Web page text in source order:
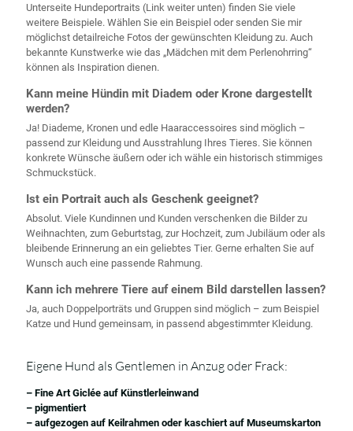
Unterseite Hundeportraits (Link weiter unten) finden Sie viele
weitere Beispiele. Wählen Sie ein Beispiel oder senden Sie mir
möglichst detailreiche Fotos der gewünschten Kleidung zu. Auch
bekannte Kunstwerke wie das „Mädchen mit dem Perlenohrring“
können als Inspiration dienen.
Kann meine Hündin mit Diadem oder Krone dargestellt
werden?
Ja! Diademe, Kronen und edle Haaraccessoires sind möglich –
passend zur Kleidung und Ausstrahlung Ihres Tieres. Sie können
konkrete Wünsche äußern oder ich wähle ein historisch stimmiges
Schmuckstück.
Ist ein Portrait auch als Geschenk geeignet?
Absolut. Viele Kundinnen und Kunden verschenken die Bilder zu
Weihnachten, zum Geburtstag, zur Hochzeit, zum Jubiläum oder als
bleibende Erinnerung an ein geliebtes Tier. Gerne erhalten Sie auf
Wunsch auch eine passende Rahmung.
Kann ich mehrere Tiere auf einem Bild darstellen lassen?
Ja, auch Doppelporträts und Gruppen sind möglich – zum Beispiel
Katze und Hund gemeinsam, in passend abgestimmter Kleidung.
Eigene Hund als Gentlemen in Anzug oder Frack:
– Fine Art Giclée auf Künstlerleinwand
– pigmentiert
– aufgezogen auf Keilrahmen oder kaschiert auf Museumskarton